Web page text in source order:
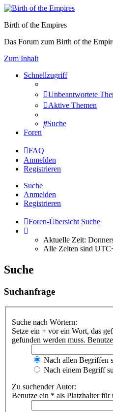
Birth of the Empires
Das Forum zum Birth of the
Zum Inhalt
Schnellzugriff
Unbeantwortete
Aktive Themen
Suche
Foren
FAQ
Anmelden
Registrieren
Suche
Anmelden
Registrieren
Foren-Übersicht Suche
Aktuelle Zeit:
Alle Zeiten sind
Suche
Suchanfrage
Suche nach Wörtern:
Setze ein + vor ein Wort, das
gefunden werden muss.
Nach allen Begriffen
Nach einem Begriff
Zu suchender Autor:
Benutze ein * als Platzhalter